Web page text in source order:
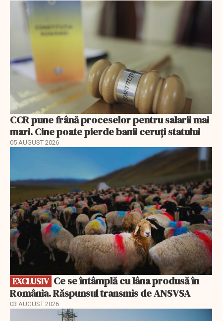
CCR pune frână proceselor pentru salarii mai
mari. Cine poate pierde banii ceruți statului
05 AUGUST 2026
EXCLUSIV
România. Răspunsul transmis de ANSVSA
03 AUGUST 2026